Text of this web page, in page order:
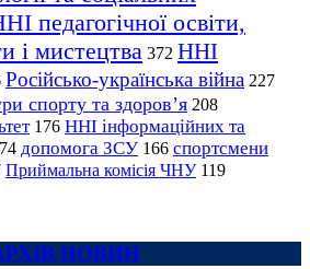
педагогічної освіти,
і мистецтва 372 ННІ
Російсько-українська війна 227
спорту та здоров’я 208
176 ННІ інформаційних та
допомога ЗСУ 166 спортсмени
Приймальна комісія ЧНУ 119
НОВИН